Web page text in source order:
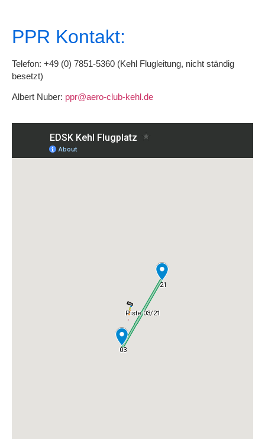
PPR Kontakt:
Telefon: +49 (0) 7851-5360 (Kehl Flugleitung, nicht ständig
besetzt)
Albert Nuber: ppr@aero-club-kehl.de